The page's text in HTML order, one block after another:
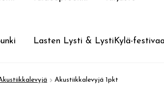
Lasten Lysti & LystiKylä-
Akustiikkalevyjä 1pkt